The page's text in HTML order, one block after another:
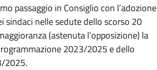
passaggio in Consiglio con l’adozione
sindaci nelle sedute dello scorso 20
(astenuta l’opposizione) la
2023/2025 e dello
2025.